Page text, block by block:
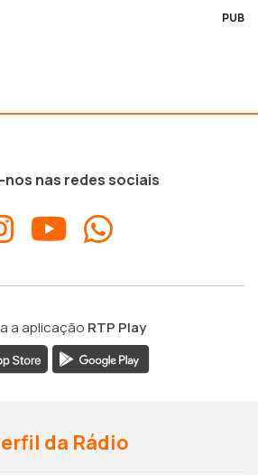
PUB
nos nas redes sociais
a aplicação RTP Play
da Rádio